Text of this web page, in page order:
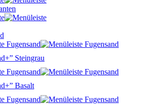
Steingrau
Basalt